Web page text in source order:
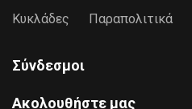
Κυκλάδες
Παραπολιτικά
Σύνδεσμοι
Ακολουθήστε μας